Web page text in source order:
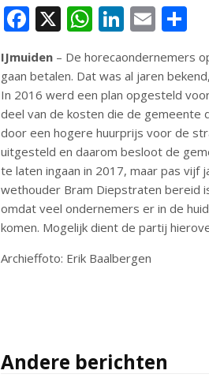
F
ac
e
b
o
o
k
X W
h
at
s
A
p
p
Li
n
k
e
dI
n
E
m
ai
l
e
n
IJmuiden – De horecaondernemers
gaan betalen. Dat was al jaren
In 2016 werd een plan opgesteld
deel van de kosten die de gemeente
door een hogere huurprijs voor de
uitgesteld en daarom besloot de
te laten ingaan in 2017, maar pas vijf
wethouder Bram Diepstraten bereid
omdat veel ondernemers er in de
komen. Mogelijk dient de partij
Archieffoto: Erik Baalbergen
Andere berichten